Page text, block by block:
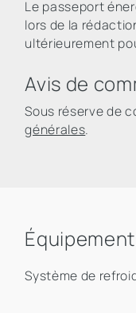
Le passeport
lors de la
ultérieurement
Avis de
Sous réserve de
générales.
Équipement
Système de